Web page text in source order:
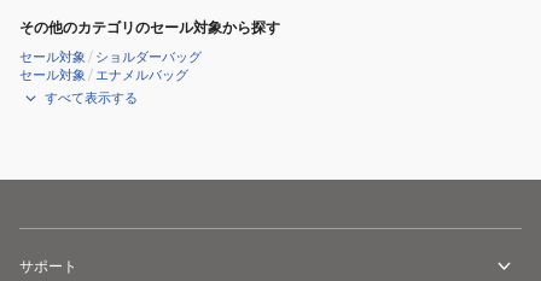
その他のカテゴリのセール対象から探す
セール対象 / ショルダーバッグ
セール対象 /エナメルバッグ
すべて表示する
サポート